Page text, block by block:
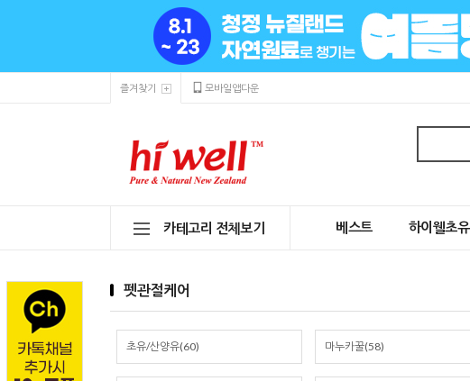
즐겨찾기 모바일앱다운
카테고리 전체보기 베스트 하이웰초유
펫관절케어
초유/산양유(60) 마누카꿀(58)